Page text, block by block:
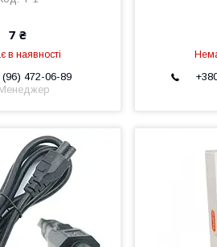
7 ₴
в наявності
(96) 472-06-89